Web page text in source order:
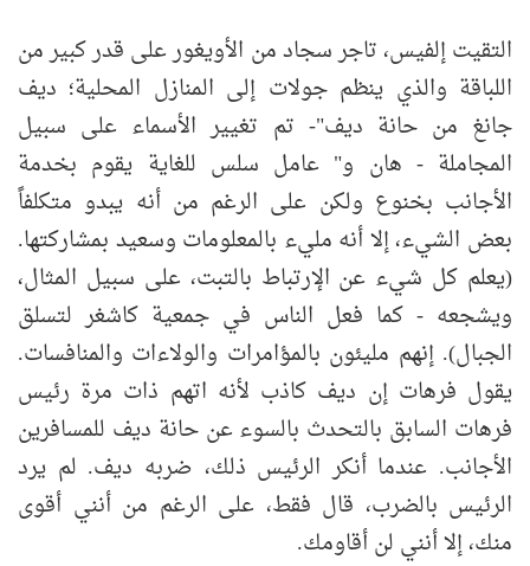
التقيت إلفيس، تاجر سجاد من الأويغور على قدر كبير من
اللباقة والذي ينظم جولات إلى المنازل المحلية؛ ديف
جانغ من حانة ديف"- تم تغيير الأسماء على سبيل
المجاملة - هان و" عامل سلس للغاية يقوم بخدمة
الأجانب بخنوع ولكن على الرغم من أنه يبدو متكلفاً
بعض الشيء، إلا أنه مليء بالمعلومات وسعيد بمشاركتها.
(يعلم كل شيء عن الإرتباط بالتبت، على سبيل المثال،
ويشجعه - كما فعل الناس في جمعية كاشغر لتسلق
الجبال). إنهم مليئون بالمؤامرات والولاءات والمنافسات.
يقول فرهات إن ديف كاذب لأنه اتهم ذات مرة رئيس
فرهات السابق بالتحدث بالسوء عن حانة ديف للمسافرين
الأجانب. عندما أنكر الرئيس ذلك، ضربه ديف. لم يرد
الرئيس بالضرب، قال فقط، على الرغم من أنني أقوى
منك، إلا أنني لن أقاومك.